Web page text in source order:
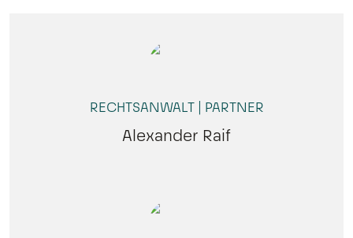
RECHTSANWALT | PARTNER
Alexander Raif